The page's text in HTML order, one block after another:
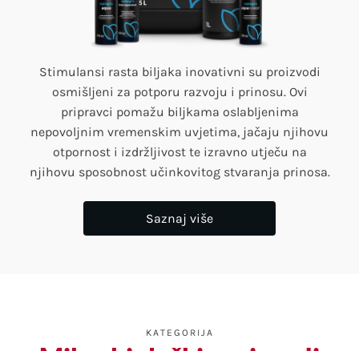
Stimulansi rasta biljaka inovativni su proizvodi
osmišljeni za potporu razvoju i prinosu. Ovi
pripravci pomažu biljkama oslabljenima
nepovoljnim vremenskim uvjetima, jačaju njihovu
otpornost i izdržljivost te izravno utječu na
njihovu sposobnost učinkovitog stvaranja prinosa.
Saznaj više
KATEGORIJA